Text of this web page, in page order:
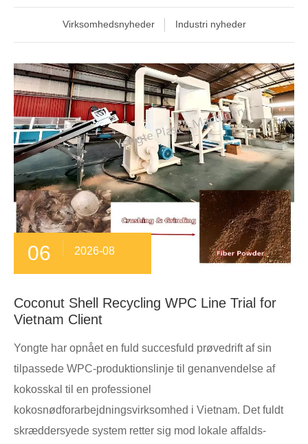
Virksomhedsnyheder Industri nyheder
06 2026-08
Coconut Shell Recycling WPC Line Trial for
Vietnam Client
Yongte har opnået en fuld succesfuld prøvedrift af sin
tilpassede WPC-produktionslinje til genanvendelse af
kokosskal til en professionel
kokosnødforarbejdningsvirksomhed i Vietnam. Det fuldt
skræddersyede system retter sig mod lokale affalds-